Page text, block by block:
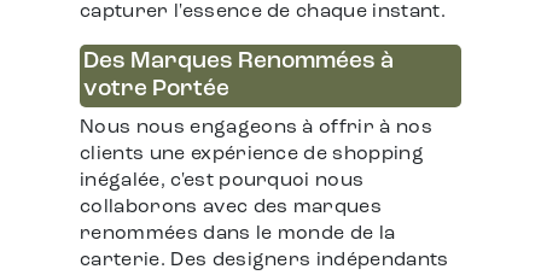
capturer l'essence de chaque instant.
Des Marques Renommées à
votre Portée
Nous nous engageons à offrir à nos
clients une expérience de shopping
inégalée, c'est pourquoi nous
collaborons avec des marques
renommées dans le monde de la
carterie. Des designers indépendants